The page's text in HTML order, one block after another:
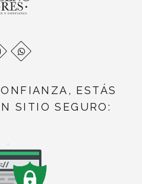
ESTÁS
SITIO SEGURO: